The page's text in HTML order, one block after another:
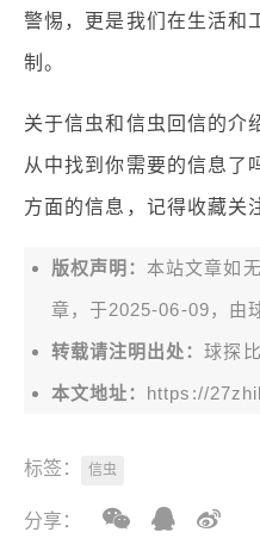
警惕，更是我们在生活和
制。
关于信虫和信虫回信的介
从中找到你需要的信息了
方面的信息，记得收藏关
版权声明： 本站文章如
章，于2025-06-09，由
转载请注明出处：球探
本文地址： https://
标签： 信虫
分享：